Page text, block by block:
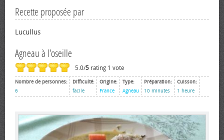
Recette proposée par
Lucullus
Agneau à l'oseille
5.0/5 rating 1 vote
Nombre de personnes:
6
Difficulté:
facile
Origine:
France
Type:
Agneau
Préparation:
10 minutes
Cuisson:
1 heure